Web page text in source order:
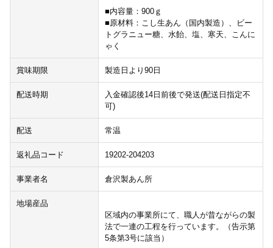
■内容量：900ｇ
■原材料：こし生あん（国内製造）、ビー
トグラニュー糖、水飴、塩、寒天、こんに
ゃく
賞味期限 製造日より90日
配送時期
入金確認後14日前後で発送(配送日指定不
可)
配送 常温
返礼品コード 19202-204203
事業者名 倉沢製あん所
地場産品
区域内の事業所にて、職人が昔ながらの製
法で一連の工程を行っています。（告示第
5条第3号に該当）